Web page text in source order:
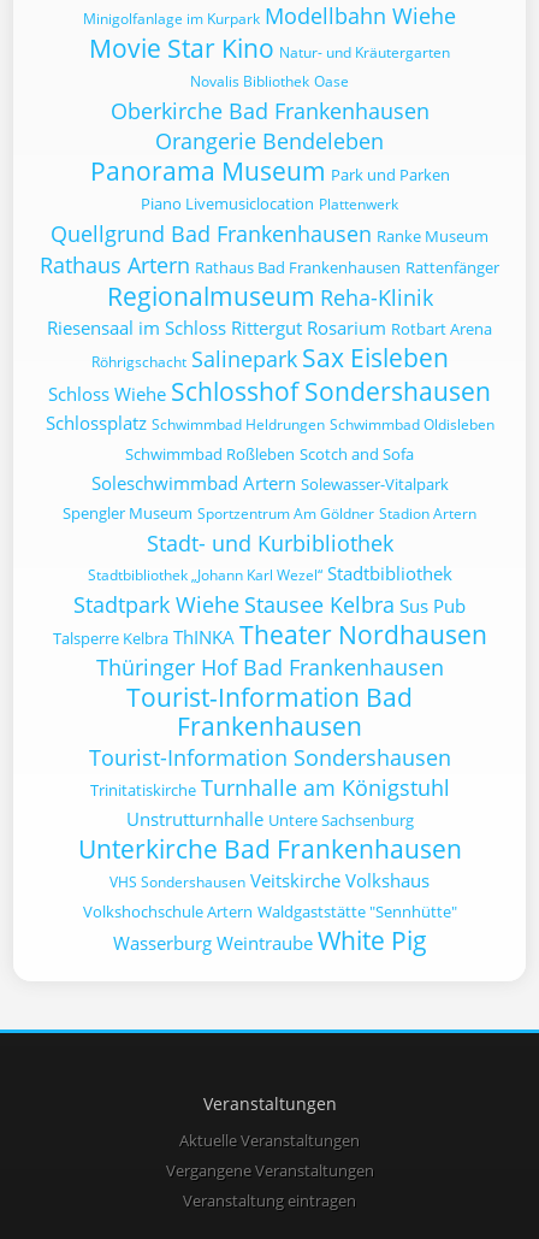
Minigolfanlage im Kurpark Modellbahn Wiehe
Movie Star Kino Natur- und Kräutergarten
Novalis Bibliothek Oase
Oberkirche Bad Frankenhausen
Orangerie Bendeleben
Panorama Museum Park und Parken
Piano Livemusiclocation Plattenwerk
Quellgrund Bad Frankenhausen Ranke Museum
Rathaus Artern Rathaus Bad Frankenhausen Rattenfänger
Regionalmuseum Reha-Klinik
Riesensaal im Schloss Rittergut Rosarium Rotbart Arena
Röhrigschacht Salinepark Sax Eisleben
Schloss Wiehe Schlosshof Sondershausen
Schlossplatz Schwimmbad Heldrungen Schwimmbad Oldisleben
Schwimmbad Roßleben Scotch and Sofa
Soleschwimmbad Artern Solewasser-Vitalpark
Spengler Museum Sportzentrum Am Göldner Stadion Artern
Stadt- und Kurbibliothek
Stadtbibliothek „Johann Karl Wezel“ Stadtbibliothek
Stadtpark Wiehe Stausee Kelbra Sus Pub
Talsperre Kelbra ThINKA Theater Nordhausen
Thüringer Hof Bad Frankenhausen
Tourist-Information Bad
Frankenhausen
Tourist-Information Sondershausen
Trinitatiskirche Turnhalle am Königstuhl
Unstrutturnhalle Untere Sachsenburg
Unterkirche Bad Frankenhausen
VHS Sondershausen Veitskirche Volkshaus
Volkshochschule Artern Waldgaststätte "Sennhütte"
Wasserburg Weintraube White Pig
Veranstaltungen
Aktuelle Veranstaltungen
Vergangene Veranstaltungen
Veranstaltung eintragen